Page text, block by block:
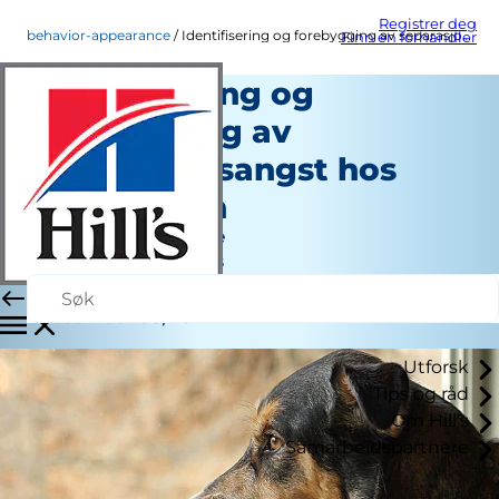
Registrer deg
Finn en forhandler
Utforsk
Tips og råd
Om Hill's
Samarbeidspartnere
behavior-appearance Identifisering og forebygging av separasjonsangst hos hunden din
Identifisering og
forebygging av
separasjonsangst hos
hunden din
Atferd og Utseende
Jean Marie Bauhaus